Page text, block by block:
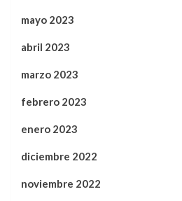
mayo 2023
abril 2023
marzo 2023
febrero 2023
enero 2023
diciembre 2022
noviembre 2022